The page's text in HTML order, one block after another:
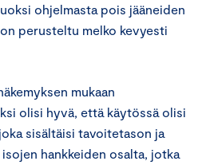
ohjelmasta pois jääneiden
perusteltu melko kevyesti
mukaan
olisi hyvä, että käytössä olisi
sisältäisi tavoitetason ja
hankkeiden osalta, jotka